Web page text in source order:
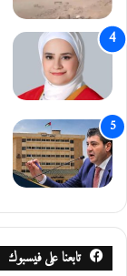
تابعنا على فيسبوك